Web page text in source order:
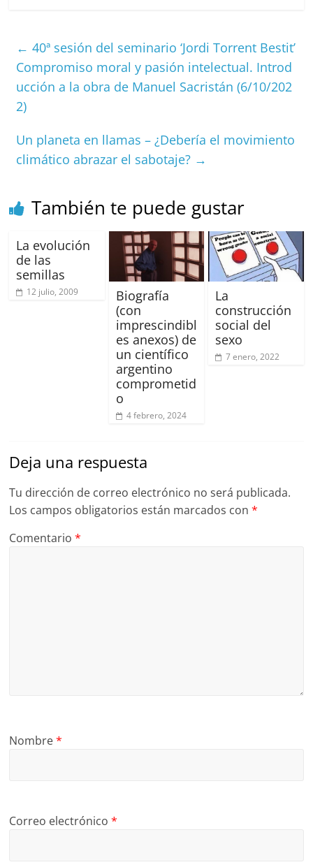
e
b
o
k
l s
A
p
h
at
a
d
s
l p
ar
tir
← 40ª sesión del seminario ‘Jordi Torrent Bestit’
Compromiso moral y pasión intelectual. Introd
ucción a la obra de Manuel Sacristán (6/10/202
2)
Un planeta en llamas – ¿Debería el movimiento
climático abrazar el sabotaje? →
También te puede gustar
La evolución
de las
semillas
12 julio, 2009
Biografía
(con
imprescindibl
es anexos) de
un científico
argentino
comprometid
o
4 febrero, 2024
La
construcción
social del
sexo
7 enero, 2022
Deja una respuesta
Tu dirección de correo electrónico no será publicada.
Los campos obligatorios están marcados con*
Comentario*
Nombre*
Correo electrónico*